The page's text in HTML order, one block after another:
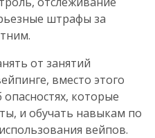
штрафы за
от занятий
вместо этого
которые
и обучать навыкам по
вейпов.